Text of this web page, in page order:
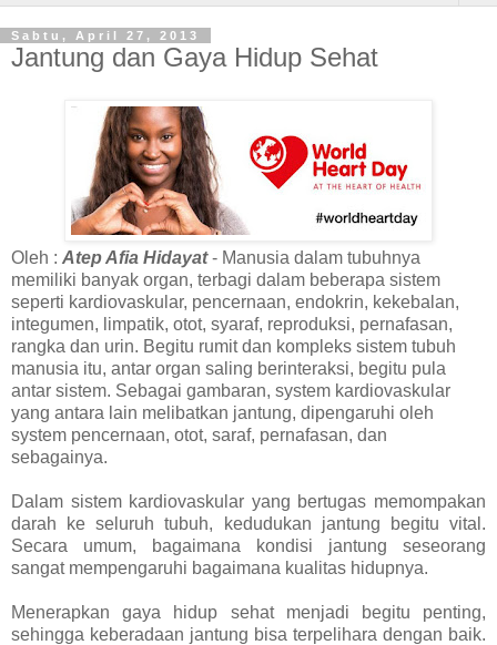
Sabtu, April 27, 2013
Jantung dan Gaya Hidup Sehat
Oleh : Atep Afia Hidayat- Manusia dalam tubuhnya
memiliki banyak organ, terbagi dalam beberapa sistem
seperti kardiovaskular, pencernaan, endokrin, kekebalan,
integumen, limpatik, otot, syaraf, reproduksi, pernafasan,
rangka dan urin. Begitu rumit dan kompleks sistem tubuh
manusia itu, antar organ saling berinteraksi, begitu pula
antar sistem. Sebagai gambaran, system kardiovaskular
yang antara lain melibatkan jantung, dipengaruhi oleh
system pencernaan, otot, saraf, pernafasan, dan
sebagainya.
Dalam sistem kardiovaskular yang bertugas memompakan
darah ke seluruh tubuh, kedudukan jantung begitu vital.
Secara umum, bagaimana kondisi jantung seseorang
sangat mempengaruhi bagaimana kualitas hidupnya.
Menerapkan gaya hidup sehat menjadi begitu penting,
sehingga keberadaan jantung bisa terpelihara dengan baik.